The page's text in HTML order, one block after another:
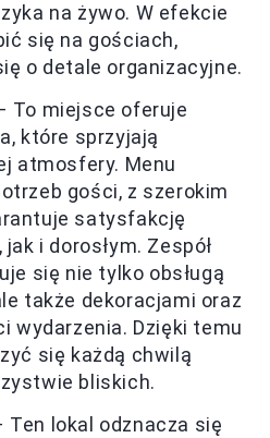
na żywo. W efekcie
się na gościach,
o detale organizacyjne.
To miejsce oferuje
które sprzyjają
atmosfery. Menu
gości, z szerokim
satysfakcję
i dorosłym. Zespół
się nie tylko obsługą
także dekoracjami oraz
wydarzenia. Dzięki temu
się każdą chwilą
bliskich.
Ten lokal odznacza się